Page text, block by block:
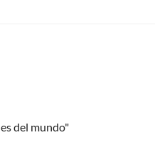
del mundo"